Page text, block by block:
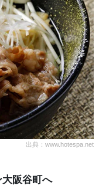
出典：www.hotespa.net
阪谷町へ